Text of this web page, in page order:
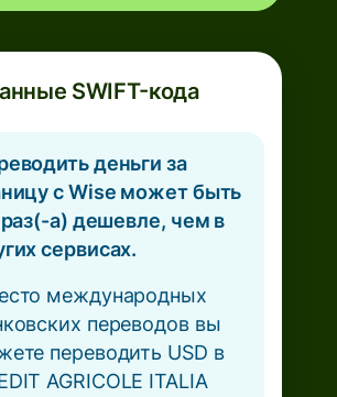
SWIFT-кода
деньги за
с Wise может быть
раз(-а) дешевле, чем в
сервисах.
международных
переводов вы
переводить USD в
AGRICOLE ITALIA